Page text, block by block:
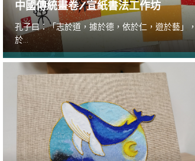
中國傳統畫卷/宣紙書法工作坊
孔子曰：「志於道，據於德，依於仁，遊於藝」
於...